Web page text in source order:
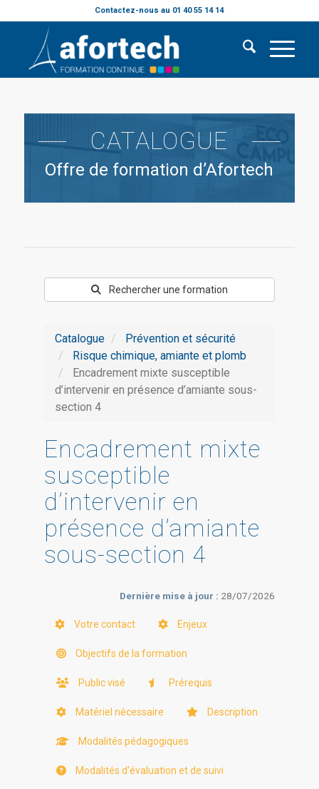
Contactez-nous au 01 40 55 14 14
CATALOGUE
Offre de formation d’Afortech
Rechercher une formation
Catalogue
Prévention et sécurité
Risque chimique, amiante et plomb
Encadrement mixte susceptible
d’intervenir en présence d’amiante sous-
section 4
Encadrement mixte
susceptible
d’intervenir en
présence d’amiante
sous-section 4
Dernière mise à jour : 28/07/2026
Votre contact Enjeux
Objectifs de la formation
Public visé Prérequis
Matériel nécessaire Description
Modalités pédagogiques
Modalités d'évaluation et de suivi